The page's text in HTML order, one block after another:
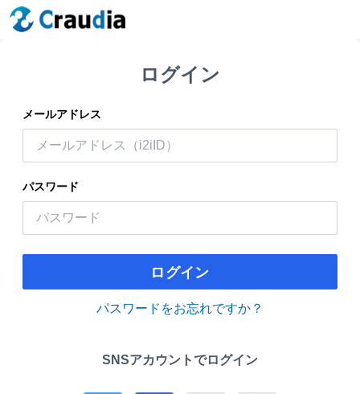
ログイン
メールアドレス
パスワード
ログイン
パスワードをお忘れですか？
SNSアカウントでログイン